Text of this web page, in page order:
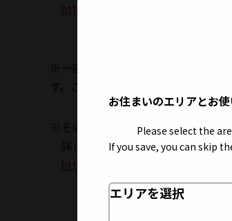
https://p-bandai.jp/item/item-
※一部ウェブサイトや誌面上の表記
す。ご了承ください。
※その他の4月19日(金)予約開始予定
詳しくは、プレミアムバンダイ内
https://p-bandai.jp/
お住まいのエリアとお
Please select the
If you save, you can skip
エリアを選択